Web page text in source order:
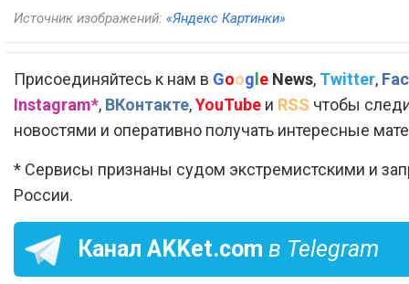
Источник изображений: «Яндекс Картинки»
Присоединяйтесь к нам в Goog e News, Twitter,
Instagram*, ВКонтакте,YouTube и RSS чтобы
новостями и оперативно получать интересные
* Сервисы признаны судом экстремистскими и
России.
Канал AKKet.com в Telegram